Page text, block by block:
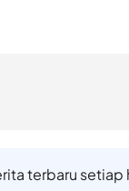
terbaru setiap